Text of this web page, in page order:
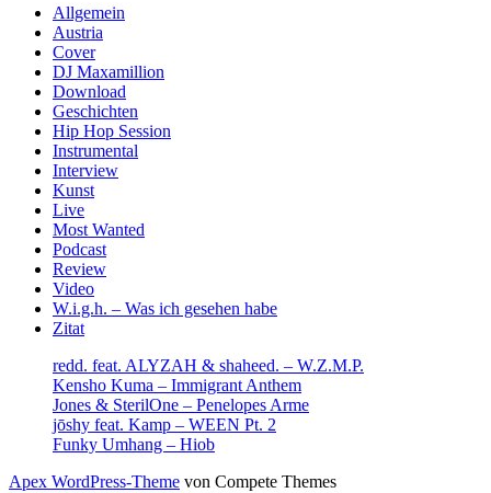
Sidebar
Allgemein
Austria
Cover
DJ Maxamillion
Download
Geschichten
Hip Hop Session
Instrumental
Interview
Kunst
Live
Most Wanted
Podcast
Review
Video
W.i.g.h. – Was ich gesehen habe
Zitat
redd. feat. ALYZAH & shaheed. – W.Z.M.P.
Kensho Kuma – Immigrant Anthem
Jones & SterilOne – Penelopes Arme
jōshy feat. Kamp – WEEN Pt. 2
Funky Umhang – Hiob
Apex WordPress-Theme von Compete Themes